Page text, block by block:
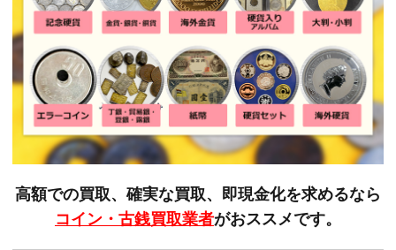
高額での買取、確実な買取、即現金化を求めるなら
コイン・古銭買取業者がおススメです。